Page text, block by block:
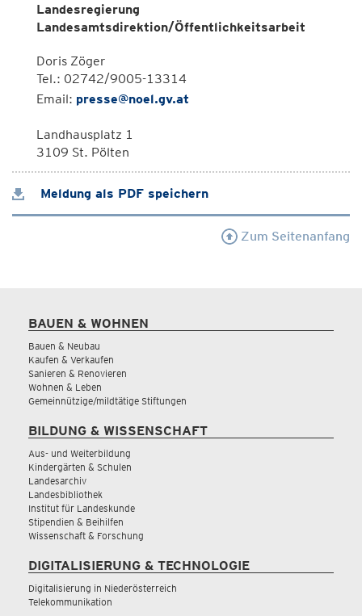
Landesregierung
Landesamtsdirektion/Öffentlichkeitsarbeit
Doris Zöger
Tel.: 02742/9005-13314
Email: presse@noel.gv.at
Landhausplatz 1
3109 St. Pölten
Meldung als PDF speichern
Zum Seitenanfang
BAUEN & WOHNEN
Bauen & Neubau
Kaufen & Verkaufen
Sanieren & Renovieren
Wohnen & Leben
Gemeinnützige/mildtätige Stiftungen
BILDUNG & WISSENSCHAFT
Aus- und Weiterbildung
Kindergärten & Schulen
Landesarchiv
Landesbibliothek
Institut für Landeskunde
Stipendien & Beihilfen
Wissenschaft & Forschung
DIGITALISIERUNG & TECHNOLOGIE
Digitalisierung in Niederösterreich
Telekommunikation